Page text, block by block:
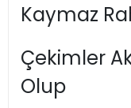
Kaymaz
Çekimler
Olup